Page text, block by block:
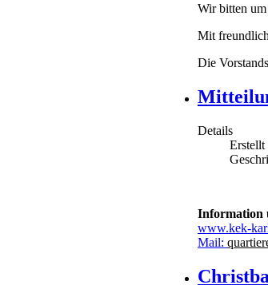
Wir bitten
Mit
Die
Details
Erstellt
Information
www.kek-
Mail: